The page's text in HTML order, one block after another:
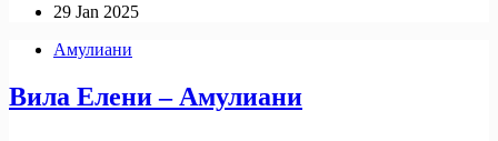
29 Jan 2025
Амулиани
Вила Елени – Амулиани